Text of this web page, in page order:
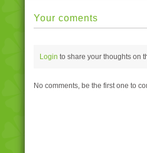
Your coments
Login to share your thoughts on
No comments, be the first one to